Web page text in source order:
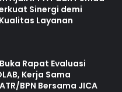
Sinergi demi
Layanan
Rapat Evaluasi
Kerja Sama
BPN Bersama JICA